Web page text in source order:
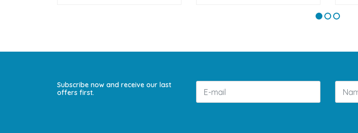
Subscribe now and receive our last
offers first.